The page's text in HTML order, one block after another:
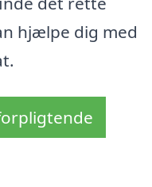
hjælpe dig med